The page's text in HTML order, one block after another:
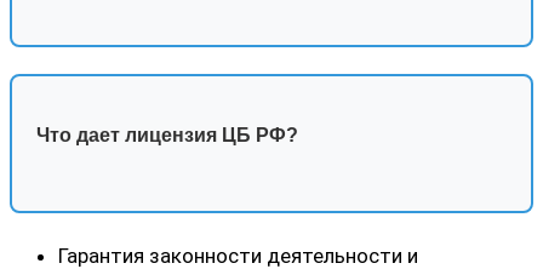
Что дает лицензия ЦБ РФ?
Гарантия законности деятельности и